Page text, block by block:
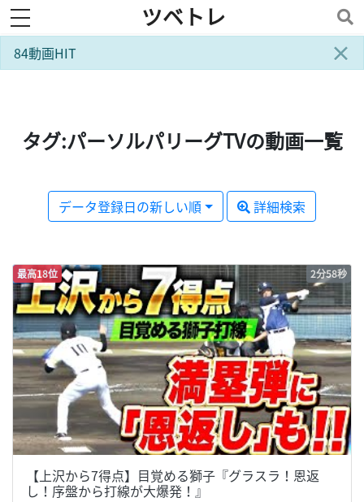
toggle navigation ツベトレ
×
84動画HIT
タグ:パーソルパリーグTVの動画一覧
データ登録日の新しい順 詳細検索
最高18位 2分58秒
【上沢から7得点】目覚める獅子『グラスラ！恩返
し！序盤から打線が大爆発！』